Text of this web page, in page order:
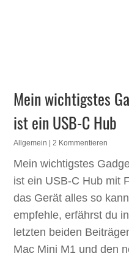
Mein wichtigstes
ist ein USB-C Hub
Allgemein | 2 Kommentieren
Mein wichtigstes
ist ein USB-C Hub mit
das Gerät alles so
empfehle, erfährst du
letzten beiden
Mac Mini M1 und den